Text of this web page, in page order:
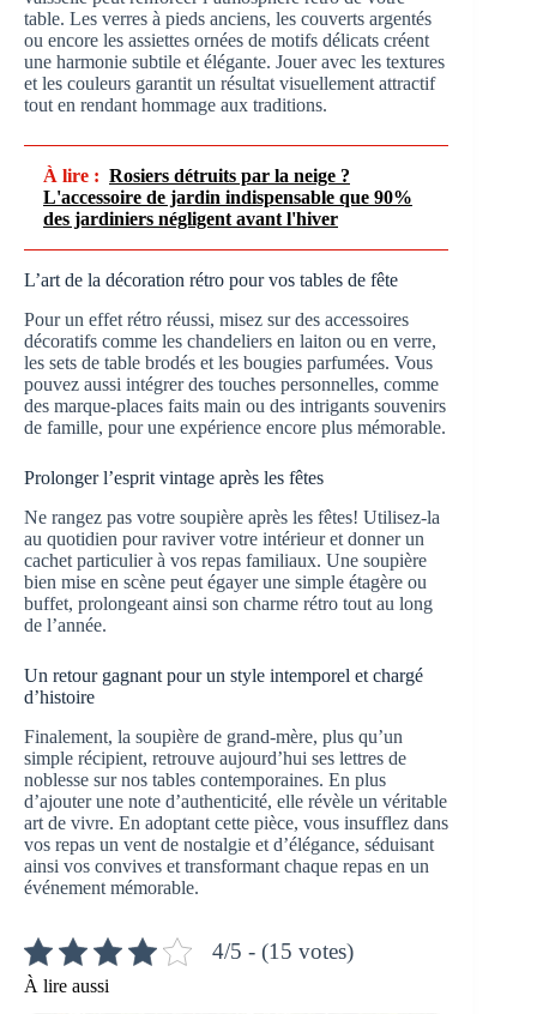
table. Les verres à pieds anciens, les couverts argentés
ou encore les assiettes ornées de motifs délicats créent
une harmonie subtile et élégante. Jouer avec les textures
et les couleurs garantit un résultat visuellement attractif
tout en rendant hommage aux traditions.
À lire : Rosiers détruits par la neige ?
L'accessoire de jardin indispensable que 90%
des jardiniers négligent avant l'hiver
L’art de la décoration rétro pour vos tables de fête
Pour un effet rétro réussi, misez sur des accessoires
décoratifs comme les chandeliers en laiton ou en verre,
les sets de table brodés et les bougies parfumées. Vous
pouvez aussi intégrer des touches personnelles, comme
des marque-places faits main ou des intrigants souvenirs
de famille, pour une expérience encore plus mémorable.
Prolonger l’esprit vintage après les fêtes
Ne rangez pas votre soupière après les fêtes! Utilisez-la
au quotidien pour raviver votre intérieur et donner un
cachet particulier à vos repas familiaux. Une soupière
bien mise en scène peut égayer une simple étagère ou
buffet, prolongeant ainsi son charme rétro tout au long
de l’année.
Un retour gagnant pour un style intemporel et chargé
d’histoire
Finalement, la soupière de grand-mère, plus qu’un
simple récipient, retrouve aujourd’hui ses lettres de
noblesse sur nos tables contemporaines. En plus
d’ajouter une note d’authenticité, elle révèle un véritable
art de vivre. En adoptant cette pièce, vous insufflez dans
vos repas un vent de nostalgie et d’élégance, séduisant
ainsi vos convives et transformant chaque repas en un
événement mémorable.
4/5 - (15 votes)
À lire aussi